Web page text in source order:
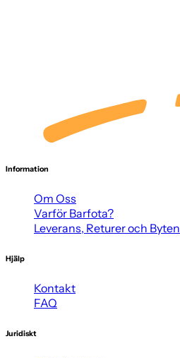
Information
Om Oss
Varför Barfota?
Leverans, Returer och Byten
Hjälp
Kontakt
FAQ
Juridiskt